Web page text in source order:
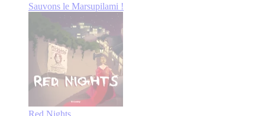
Sauvons le Marsupilami !
Red Nights